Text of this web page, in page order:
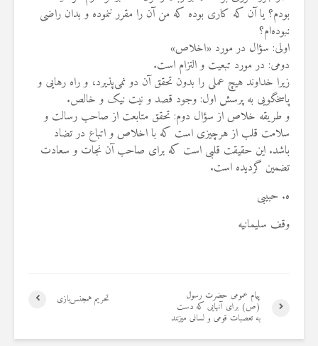
بودم؟ یا آن که کاری بوده که من آن را مقرر ننموده و بدان راضی
نبوده‌ام؟
اولی: سؤال در مورد «اخلاص»
دومی: در مورد تبعیت و التزام است.
زیرا خداوند هیچ عملی را بدون تحقق آن دو نمی‌پذیرد، و راه رهایی و
پاسخگویی به پرسش اول: وجود قصد و نیت نیک و خالص.
و طریقه خلاص از سؤال دوم: تحقق متابعت از صاحب رسالت و
سلامت قلب از هرچیزی است که با اخلاص و اتباع در تضاد
باشد. این حقیقت قلبی است که برای صاحب آن نجات و سعادت
تضمین گردیده است.
ه. حبیبی
وقف سلیمانیه
تحریم همجنس‌بازی پيام عمومی حضرت رسول
(ص) برای آنهايی که دست
به تعصبات قومی و لسانی ميزنند